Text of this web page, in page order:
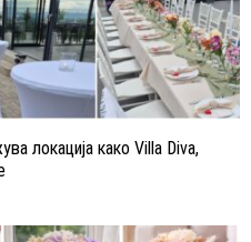
локација како Villa Diva,